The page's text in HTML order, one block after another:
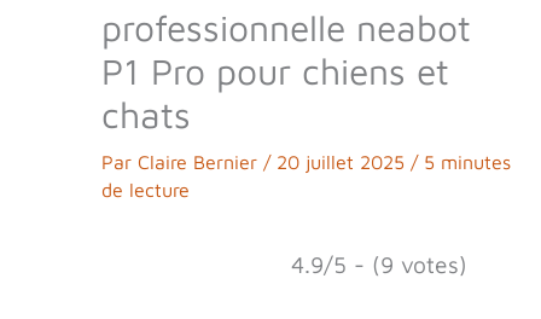
professionnelle neabot
P1 Pro pour chiens et
chats
Par Claire Bernier / 20 juillet 2025 / 5 minutes
de lecture
4.9/5 - (9 votes)